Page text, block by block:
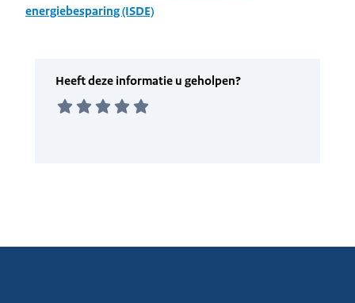
energiebesparing (ISDE)